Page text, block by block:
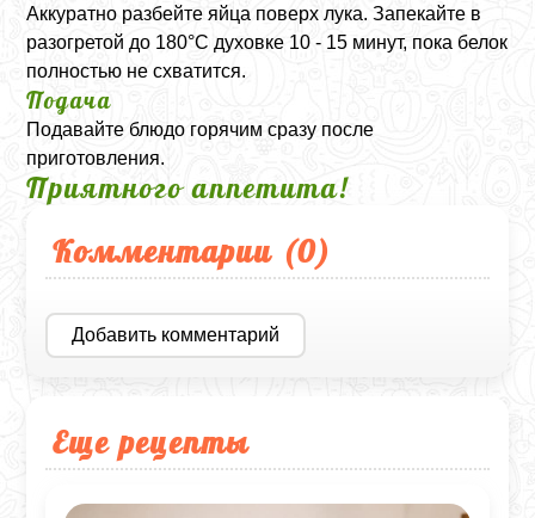
Аккуратно разбейте яйца поверх лука. Запекайте в
разогретой до 180°C духовке 10 - 15 минут, пока белок
полностью не схватится.
Подача
Подавайте блюдо горячим сразу после
приготовления.
Приятного аппетита!
Комментарии (0)
Добавить комментарий
Еще рецепты